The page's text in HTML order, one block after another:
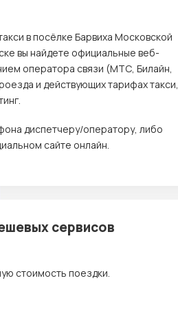
в посёлке Барвиха Московской
вы найдете официальные веб-
оператора связи (МТС, Билайн,
и действующих тарифах такси,
диспетчеру/оператору, либо
сайте онлайн.
сервисов
стоимость поездки.